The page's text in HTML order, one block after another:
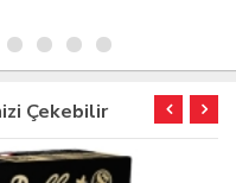
Çekebilir